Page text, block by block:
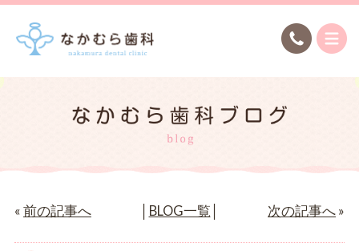
« 前の記事へ BLOG一覧 次の記事へ »